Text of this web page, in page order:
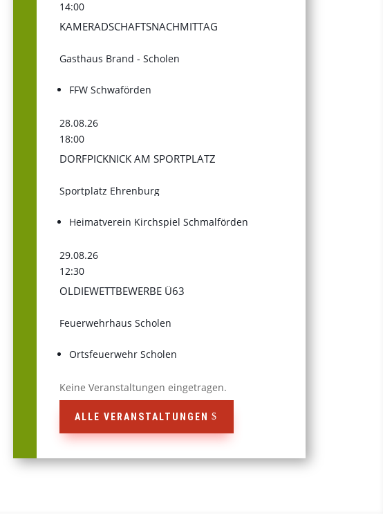
14:00
KAMERADSCHAFTSNACHMITTAG
Gasthaus Brand - Scholen
FFW Schwaförden
28.08.26
18:00
DORFPICKNICK AM SPORTPLATZ
Sportplatz Ehrenburg
Heimatverein Kirchspiel Schmalförden
29.08.26
12:30
OLDIEWETTBEWERBE Ü63
Feuerwehrhaus Scholen
Ortsfeuerwehr Scholen
Keine Veranstaltungen eingetragen.
ALLE VERANSTALTUNGEN